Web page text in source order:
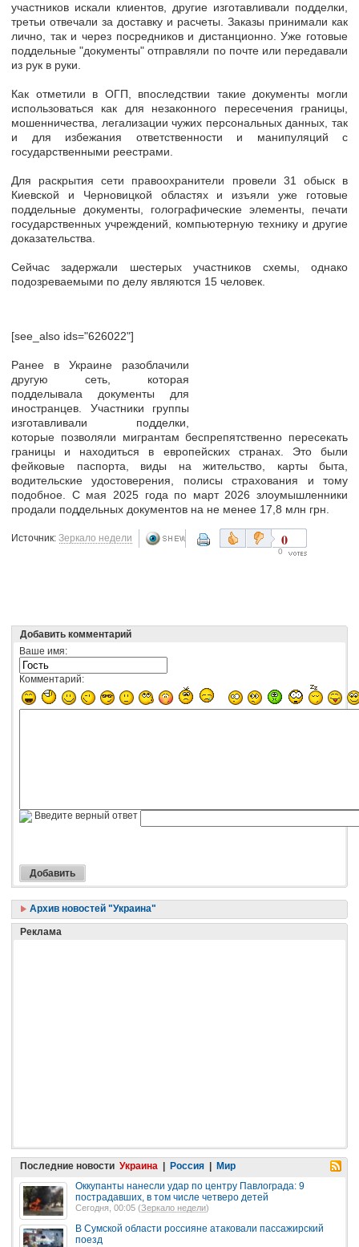
участников искали клиентов, другие изготавливали подделки,
третьи отвечали за доставку и расчеты. Заказы принимали как
лично, так и через посредников и дистанционно. Уже готовые
поддельные "документы" отправляли по почте или передавали
из рук в руки.
Как отметили в ОГП, впоследствии такие документы могли
использоваться как для незаконного пересечения границы,
мошенничества, легализации чужих персональных данных, так
и для избежания ответственности и манипуляций с
государственными реестрами.
Для раскрытия сети правоохранители провели 31 обыск в
Киевской и Черновицкой областях и изъяли уже готовые
поддельные документы, голографические элементы, печати
государственных учреждений, компьютерную технику и другие
доказательства.
Сейчас задержали шестерых участников схемы, однако
подозреваемыми по делу являются 15 человек.
[see_also ids="626022"]
Ранее в Украине разоблачили
другую сеть, которая
подделывала документы для
иностранцев. Участники группы
изготавливали подделки,
которые позволяли мигрантам беспрепятственно пересекать
границы и находиться в европейских странах. Это были
фейковые паспорта, виды на жительство, карты быта,
водительские удостоверения, полисы страхования и тому
подобное. С мая 2025 года по март 2026 злоумышленники
продали поддельных документов на не менее 17,8 млн грн.
Источник: Зеркало недели 0
0
Добавить комментарий
Ваше имя:
Комментарий:
Введите верный ответ
Архив новостей "Украина"
Реклама
Последние новости Украина | Россия | Мир
Оккупанты нанесли удар по центру Павлограда: 9
пострадавших, в том числе четверо детей
Сегодня, 00:05 (Зеркало недели)
В Сумской области россияне атаковали пассажирский
поезд